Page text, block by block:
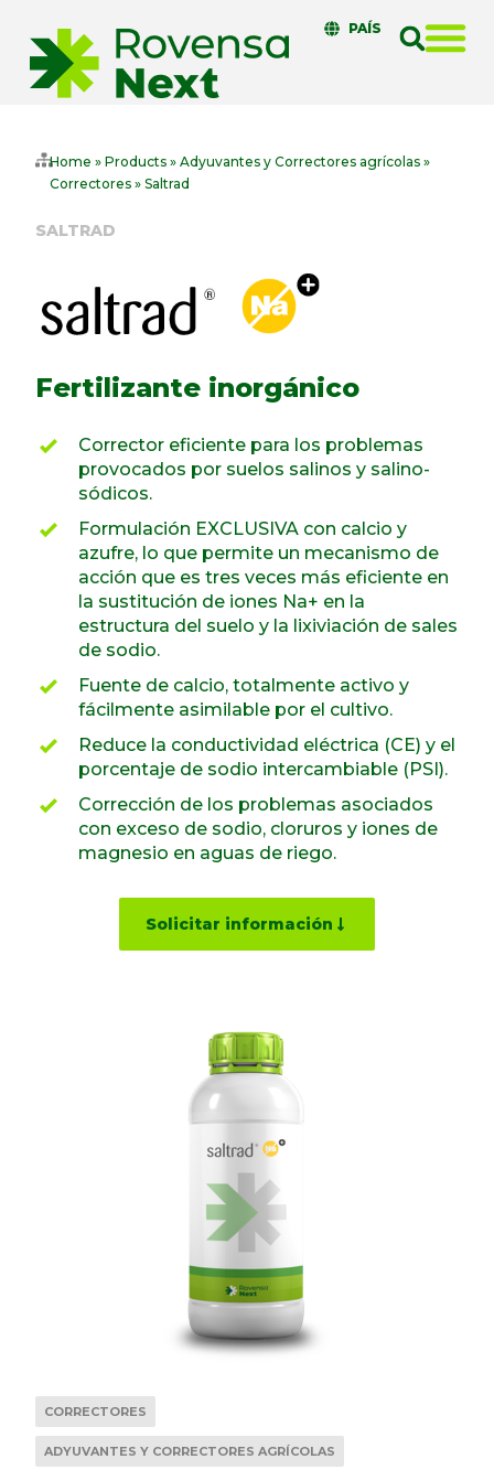
PAÍS
Home » Products» Adyuvantes y Correctores agrícolas»
Correctores» Saltrad
SALTRAD
Fertilizante inorgánico
CORRECTORES
ADYUVANTES Y CORRECTORES AGRÍCOLAS
Corrector eficiente para los problemas
provocados por suelos salinos y salino-
sódicos.
Formulación EXCLUSIVA con calcio y
azufre, lo que permite un mecanismo de
acción que es tres veces más eficiente en
la sustitución de iones Na+ en la
estructura del suelo y la lixiviación de sales
de sodio.
Fuente de calcio, totalmente activo y
fácilmente asimilable por el cultivo.
Reduce la conductividad eléctrica (CE) y el
porcentaje de sodio intercambiable (PSI).
Corrección de los problemas asociados
con exceso de sodio, cloruros y iones de
magnesio en aguas de riego.
Solicitar información